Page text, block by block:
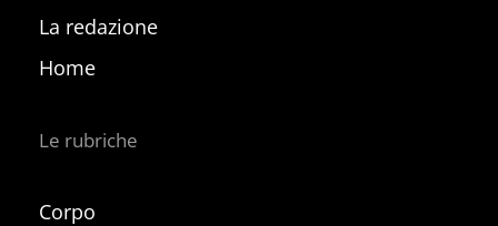
La redazione
Home
Le rubriche
Corpo